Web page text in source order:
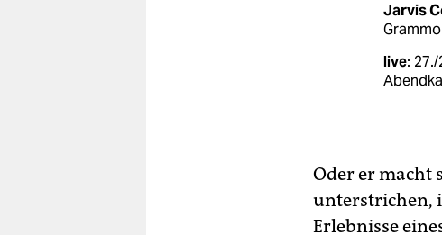
Jarvis
live:
Oder er macht
unterstrichen,
Erlebnisse